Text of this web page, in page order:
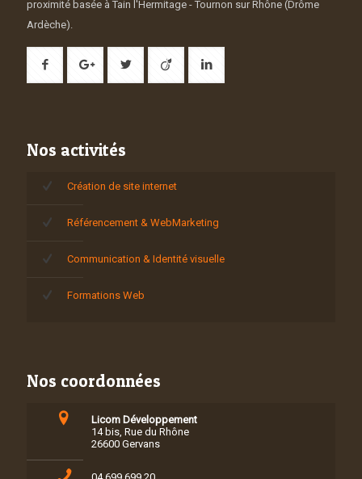
proximité basée à Tain l'Hermitage - Tournon sur Rhône (Drôme
Ardèche).
Nos activités
Création de site internet
Référencement & WebMarketing
Communication & Identité visuelle
Formations Web
Nos coordonnées
Licom Développement
14 bis, Rue du Rhône
26600 Gervans